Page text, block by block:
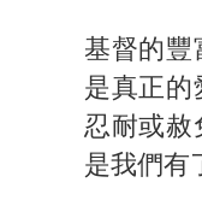
基督的豐
是真正的
忍耐或赦
是我們有